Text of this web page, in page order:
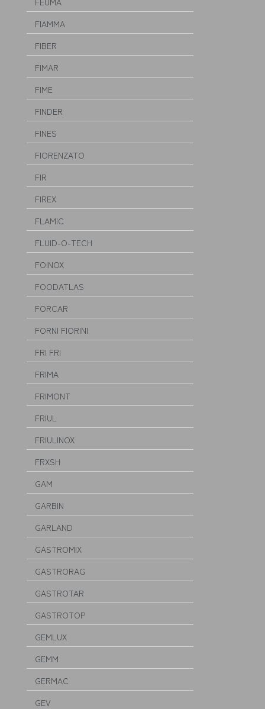
FIAMMA
FIBER
FIMAR
FIME
FINDER
FINES
FIORENZATO
FIR
FIREX
FLAMIC
FLUID-O-TECH
FOINOX
FOODATLAS
FORCAR
FORNI FIORINI
FRI FRI
FRIMA
FRIMONT
FRIUL
FRIULINOX
FRXSH
GAM
GARBIN
GARLAND
GASTROMIX
GASTRORAG
GASTROTAR
GASTROTOP
GEMLUX
GEMM
GERMAC
GEV